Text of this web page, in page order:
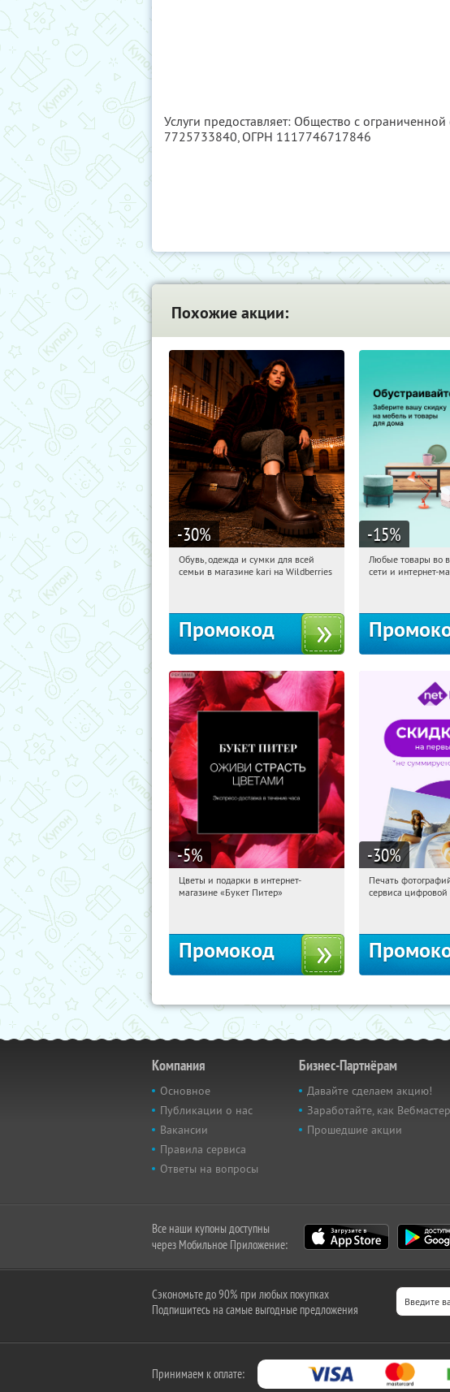
Услуги предоставляет: Общество с ограниченной
7725733840, ОГРН 1117746717846
Похожие акции:
-30%
17:59:02 Получили:
Обувь, одежда и сумки для всей
семьи в магазине kari на Wildberries
Промокод
-15%
17:59:02
Любые товары во
сети и интернет-
-5%
17:59:02
Получи первым!
Цветы и подарки в интернет-
магазине «Букет Питер»
Промокод
-30%
17:59:02
Печать
сервиса
Компания
Основное
Публикации о нас
Вакансии
Правила сервиса
Ответы на вопросы
Бизнес-Партнёрам
Давайте сделаем акцию!
Заработайте, как Вебмастер
Прошедшие акции
Все наши купоны доступны
через Мобильное Приложение:
Сэкономьте до 90% при любых покупках
Подпишитесь на самые выгодные предложения
Принимаем к оплате: